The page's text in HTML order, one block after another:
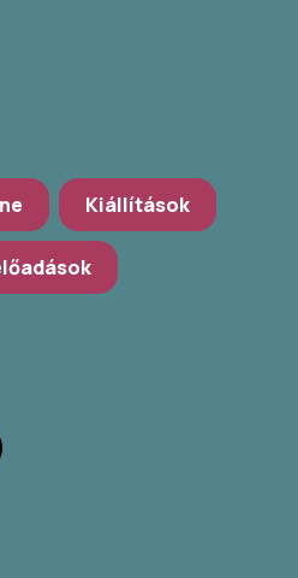
Kiállítások